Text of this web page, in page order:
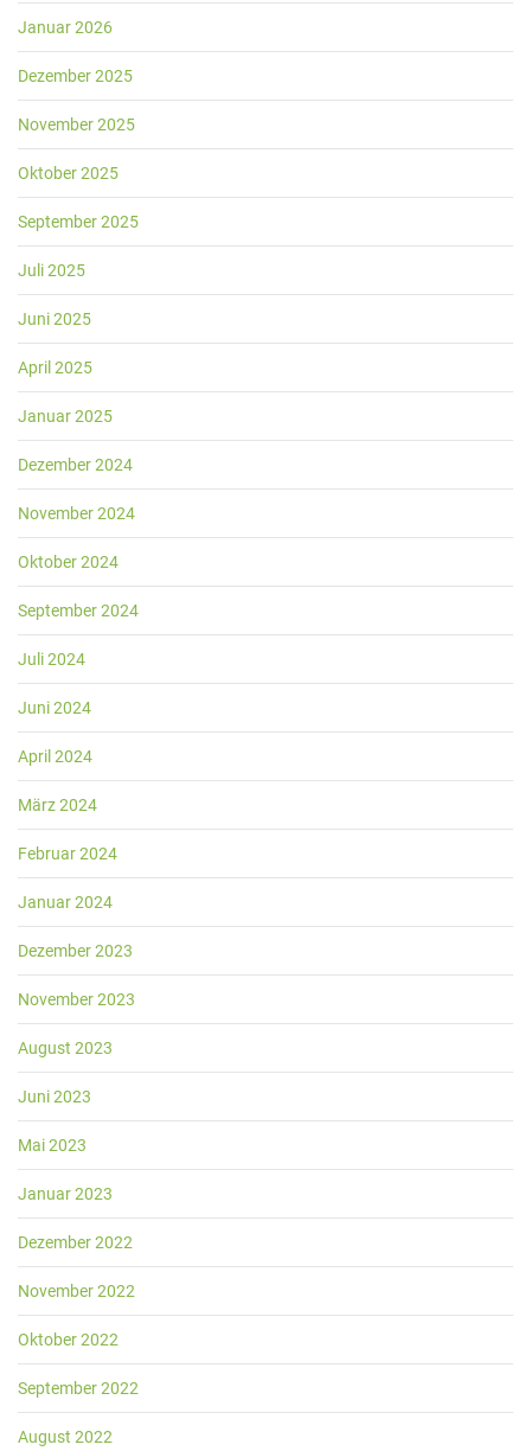
Januar 2026
Dezember 2025
November 2025
Oktober 2025
September 2025
Juli 2025
Juni 2025
April 2025
Januar 2025
Dezember 2024
November 2024
Oktober 2024
September 2024
Juli 2024
Juni 2024
April 2024
März 2024
Februar 2024
Januar 2024
Dezember 2023
November 2023
August 2023
Juni 2023
Mai 2023
Januar 2023
Dezember 2022
November 2022
Oktober 2022
September 2022
August 2022